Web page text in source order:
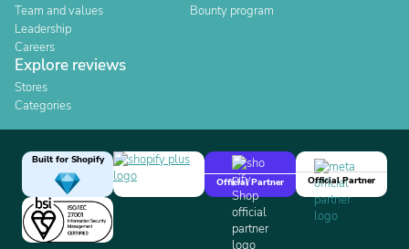
Team and values
Leadership
Careers
Bounty program
Explore reviews
Stores
Categories
Built for Shopify
Official Partner
Official Partner